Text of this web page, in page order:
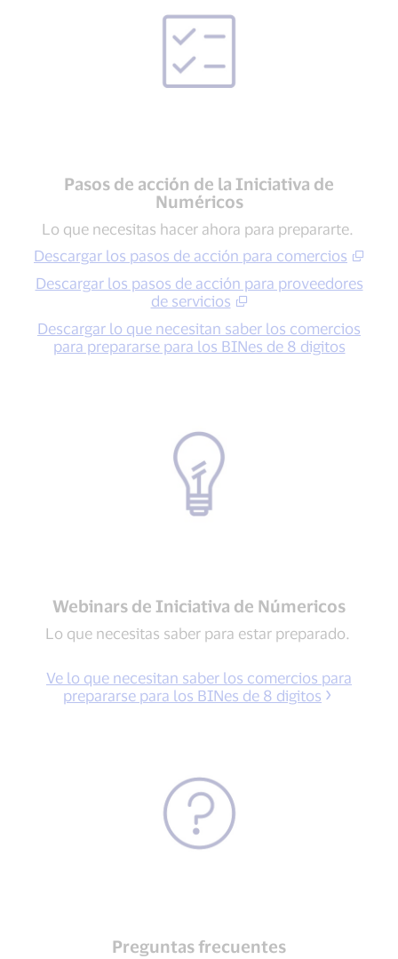
Pasos de acción de la Iniciativa de
Numéricos
Lo que necesitas hacer ahora para prepararte.
Descargar los pasos de acción para comercios
Descargar los pasos de acción para proveedores
de servicios
Descargar lo que necesitan saber los comercios
para prepararse para los BINes de 8 digitos
Webinars de Iniciativa de Númericos
Lo que necesitas saber para estar preparado.
Ve lo que necesitan saber los comercios para
prepararse para los BINes de 8 digitos
Preguntas frecuentes